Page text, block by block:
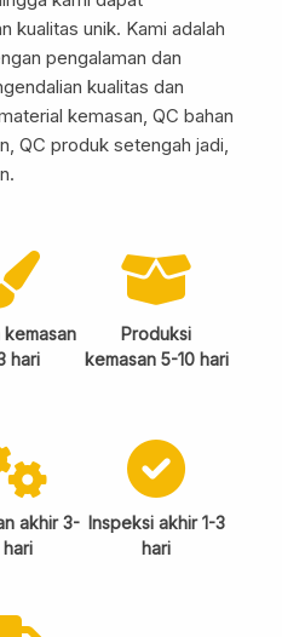
Pergudangan &
Logistik
kualitas unik. Kami adalah
pengalaman dan
kualitas dan
kemasan, QC bahan
QC produk setengah jadi,
kemasan
hari
Produksi
kemasan 5-10 hari
akhir 3-
hari
Inspeksi akhir 1-3
hari